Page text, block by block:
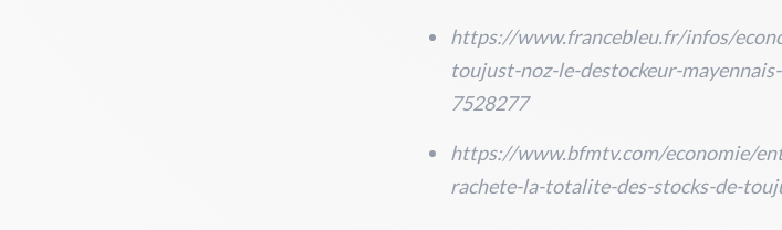
https://www.francebleu.fr/infos/
toujust-noz-le-destockeur-
7528277
https://www.bfmtv.com/economie/
rachete-la-totalite-des-stocks-de-